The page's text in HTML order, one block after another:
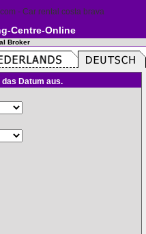
Centre-Online
Broker
Datum aus.